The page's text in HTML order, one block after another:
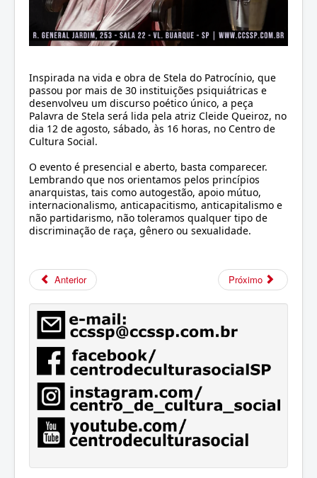
Inspirada na vida e obra de Stela do Patrocínio, que
passou por mais de 30 instituições psiquiátricas e
desenvolveu um discurso poético único, a peça
Palavra de Stela será lida pela atriz Cleide Queiroz, no
dia 12 de agosto, sábado, às 16 horas, no Centro de
Cultura Social.
O evento é presencial e aberto, basta comparecer.
Lembrando que nos orientamos pelos princípios
anarquistas, tais como autogestão, apoio mútuo,
internacionalismo, anticapacitismo, anticapitalismo e
não partidarismo, não toleramos qualquer tipo de
discriminação de raça, gênero ou sexualidade.
Anterior Próximo